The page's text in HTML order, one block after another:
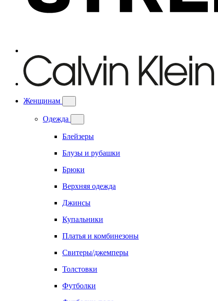
Женщинам
Одежда
Блейзеры
Блузы и рубашки
Брюки
Верхняя одежда
Джинсы
Купальники
Платья и комбинезоны
Свитеры/джемперы
Толстовки
Футболки